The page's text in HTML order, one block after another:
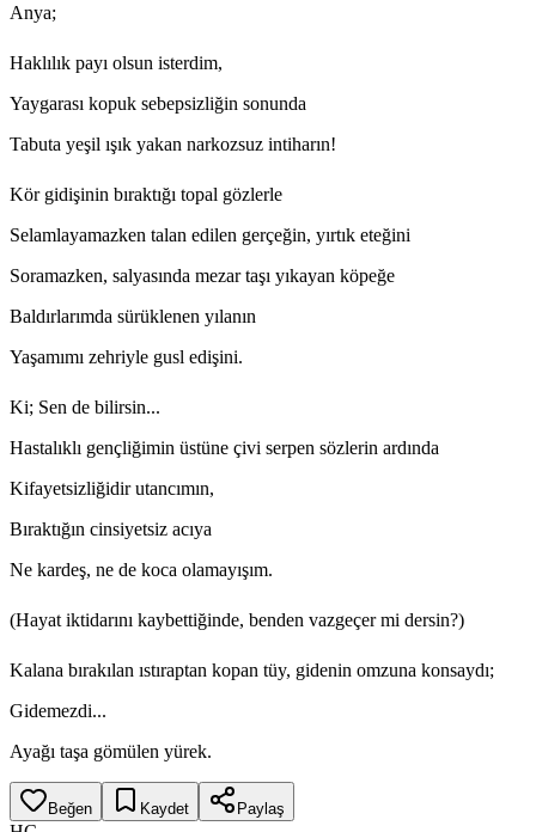
Anya;
Haklılık payı olsun isterdim,
Yaygarası kopuk sebepsizliğin sonunda
Tabuta yeşil ışık yakan narkozsuz intiharın!
Kör gidişinin bıraktığı topal gözlerle
Selamlayamazken talan edilen gerçeğin, yırtık eteğini
Soramazken, salyasında mezar taşı yıkayan köpeğe
Baldırlarımda sürüklenen yılanın
Yaşamımı zehriyle gusl edişini.
Ki; Sen de bilirsin...
Hastalıklı gençliğimin üstüne çivi serpen sözlerin ardında
Kifayetsizliğidir utancımın,
Bıraktığın cinsiyetsiz acıya
Ne kardeş, ne de koca olamayışım.
(Hayat iktidarını kaybettiğinde, benden vazgeçer mi dersin?)
Kalana bırakılan ıstıraptan kopan tüy, gidenin omzuna konsaydı;
Gidemezdi...
Ayağı taşa gömülen yürek.
Beğen Kaydet Paylaş